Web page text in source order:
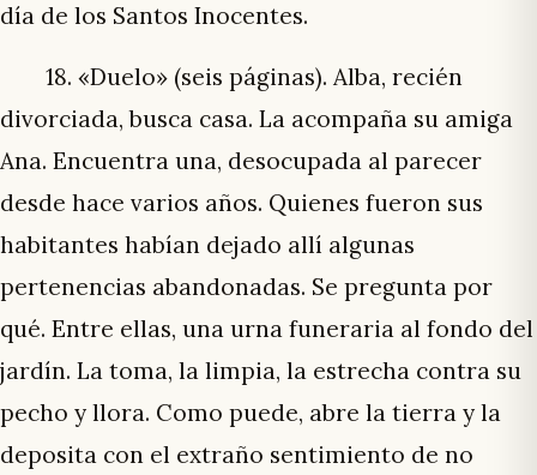
día de los Santos Inocentes.
18. «Duelo» (seis páginas). Alba, recién
divorciada, busca casa. La acompaña su amiga
Ana. Encuentra una, desocupada al parecer
desde hace varios años. Quienes fueron sus
habitantes habían dejado allí algunas
pertenencias abandonadas. Se pregunta por
qué. Entre ellas, una urna funeraria al fondo del
jardín. La toma, la limpia, la estrecha contra su
pecho y llora. Como puede, abre la tierra y la
deposita con el extraño sentimiento de no